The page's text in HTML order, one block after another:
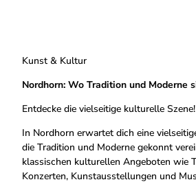
Kunst & Kultur
Nordhorn: Wo Tradition und Moderne
Entdecke die vielseitige kulturelle Szene!
In Nordhorn erwartet dich eine
die Tradition und Moderne gekonnt
klassischen kulturellen Angeboten wie
Konzerten, Kunstausstellungen und